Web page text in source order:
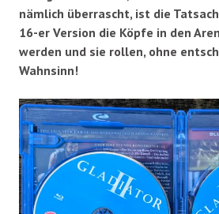
nämlich überrascht, ist die
16-er Version die Köpfe in den
werden und sie rollen, ohne
Wahnsinn!